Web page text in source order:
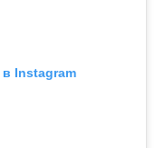
в Instagram